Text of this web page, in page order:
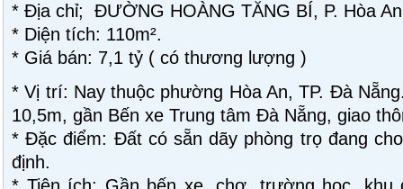
* Địa chỉ; ĐƯỜNG HOÀNG TĂNG BÍ, P. Hòa
* Diện tích: 110m².
* Giá bán: 7,1 tỷ ( có thương lượng )
* Vị trí: Nay thuộc phường Hòa An, TP. Đà
10,5m, gần Bến xe Trung tâm Đà Nẵng, giao
* Đặc điểm: Đất có sẵn dãy phòng trọ đang
định.